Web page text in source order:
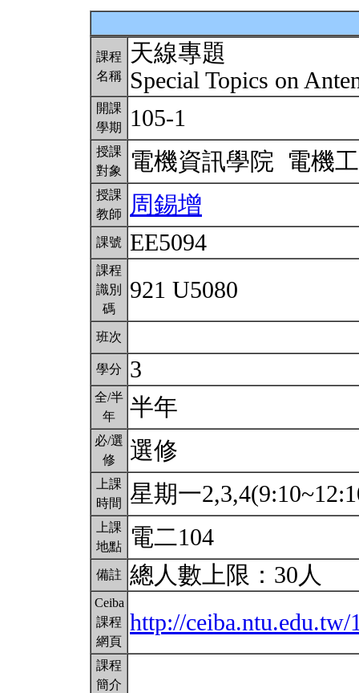
課程
名稱
天線專題
Special Topics on
開課
學期
105-1
授課
對象
電機資訊學院 電機
授課
教師
周錫增
課號 EE5094
課程
識別
碼
921 U5080
班次
學分 3
全/半
年
半年
必/選
修
選修
上課
時間
星期一
上課
地點
電二104
備註 總人數上限：30人
Ceiba
課程
網頁
http://ceiba.ntu.edu.tw/
課程
簡介